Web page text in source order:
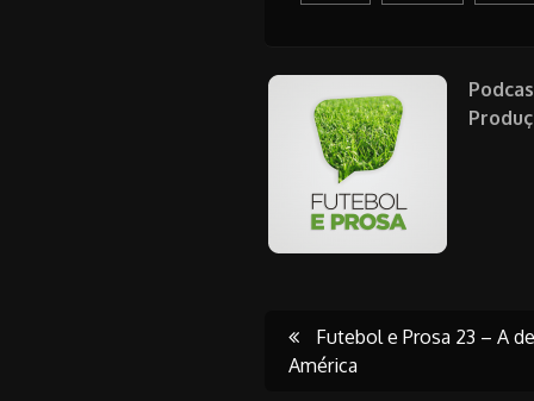
Post
Futebol e Prosa 23 – A
América